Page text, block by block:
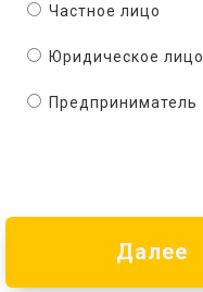
Частное лицо
Юридическое лицо
Предприниматель
Далее